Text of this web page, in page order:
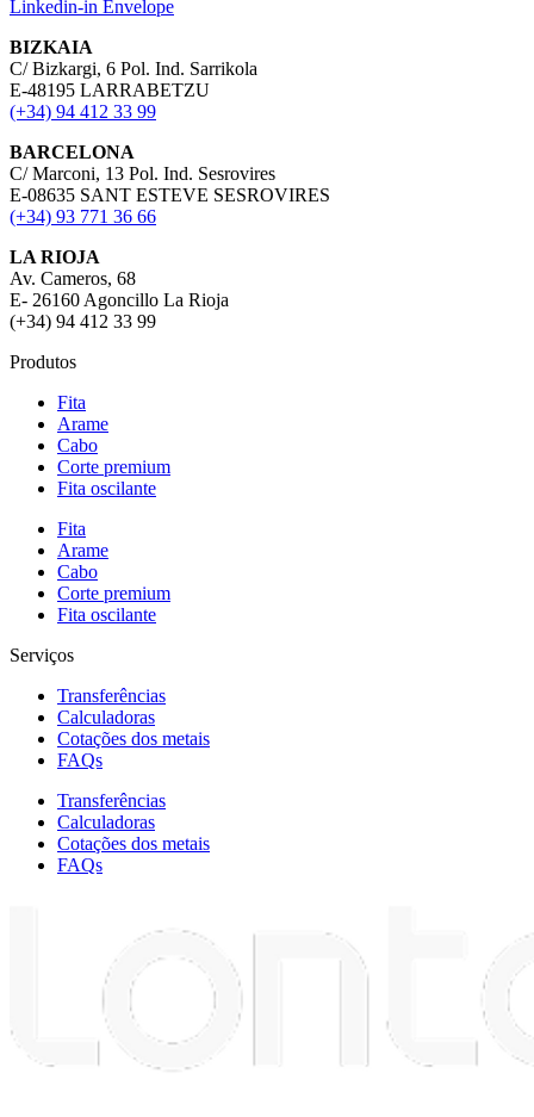
Linkedin-in Envelope
BIZKAIA
C/ Bizkargi, 6 Pol. Ind. Sarrikola
E-48195 LARRABETZU
(+34) 94 412 33 99
BARCELONA
C/ Marconi, 13 Pol. Ind. Sesrovires
E-08635 SANT ESTEVE SESROVIRES
(+34) 93 771 36 66
LA RIOJA
Av. Cameros, 68
E- 26160 Agoncillo La Rioja
(+34) 94 412 33 99
Produtos
Fita
Arame
Cabo
Corte premium
Fita oscilante
Fita
Arame
Cabo
Corte premium
Fita oscilante
Serviços
Transferências
Calculadoras
Cotações dos metais
FAQs
Transferências
Calculadoras
Cotações dos metais
FAQs